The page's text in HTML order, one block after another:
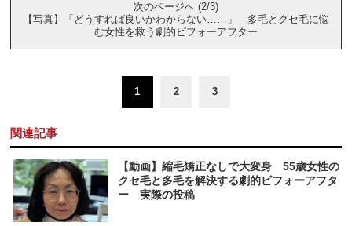
次のページへ (2/3)
【写真】「どうすれば良いかわからない……」 多毛とクセ毛に悩
む女性を救う劇的ビフォーアフター
1 2 3
関連記事
【動画】縮毛矯正なしで大変身 55歳女性の
クセ毛と多毛を解決する劇的ビフォーアフタ
ー 実際の投稿